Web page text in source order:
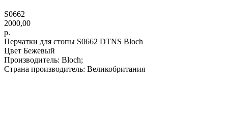
S0662
2000,00
р.
Перчатки для стопы S0662 DTNS Bloch
Цвет Бежевый
Производитель: Bloch;
Страна производитель: Великобритания